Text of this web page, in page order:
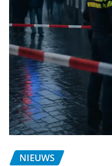
NIEUWS